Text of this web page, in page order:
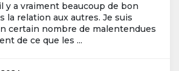
y a vraiment beaucoup de bon
la relation aux autres. Je suis
certain nombre de malentendues
de ce que les ...